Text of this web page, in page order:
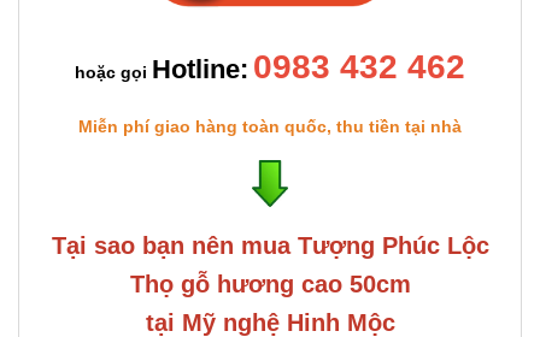
hoặc gọi Hotline: 0983 432 462
Miễn phí giao hàng toàn quốc, thu tiền tại nhà
Tại sao bạn nên mua Tượng Phúc Lộc
Thọ gỗ hương cao 50cm
tại Mỹ nghệ Hinh Mộc